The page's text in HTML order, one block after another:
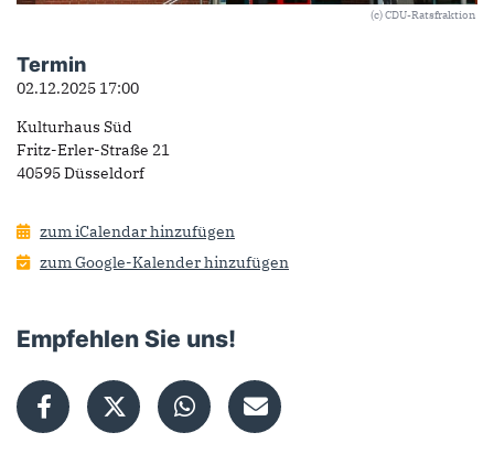
(c) CDU-Ratsfraktion
Termin
02.12.2025 17:00
Kulturhaus Süd
Fritz-Erler-Straße 21
40595 Düsseldorf
zum iCalendar hinzufügen
zum Google-Kalender hinzufügen
Empfehlen Sie uns!